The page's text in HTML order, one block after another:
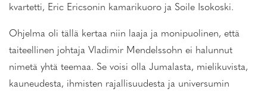
kvartetti, Eric Ericsonin kamarikuoro ja Soile Isokoski.
Ohjelma oli tällä kertaa niin laaja ja monipuolinen, että
taiteellinen johtaja Vladimir Mendelssohn ei halunnut
nimetä yhtä teemaa. Se voisi olla Jumalasta, mielikuvista,
kauneudesta, ihmisten rajallisuudesta ja universumin